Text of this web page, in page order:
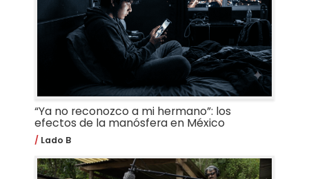
“Ya no reconozco a mi hermano”: los
efectos de la manósfera en México
Lado B